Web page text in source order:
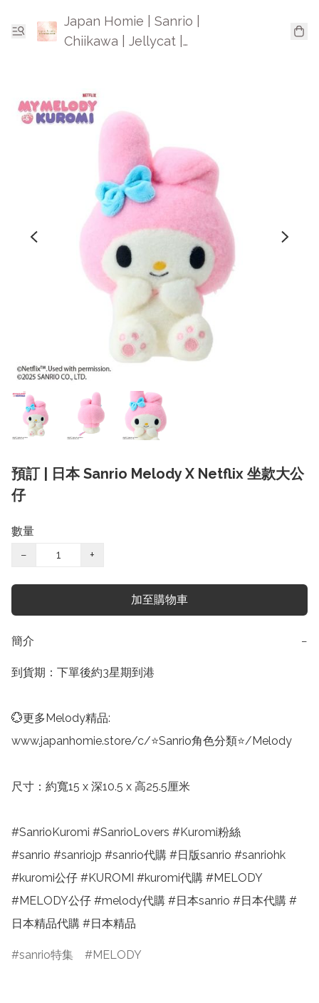
Japan Homie | Sanrio |
Chiikawa | Jellycat |
預訂 | 日本 Sanrio Melody X Netflix 坐款大公
仔
數量
−
+
加至購物車
簡介 −
到貨期：下單後約3星期到港
💮更多Melody精品:
www.japanhomie.store/c/⭐Sanrio角色分類⭐/Melody
尺寸：約寬15 x 深10.5 x 高25.5厘米
#SanrioKuromi #SanrioLovers #Kuromi粉絲
#sanrio #sanriojp #sanrio代購 #日版sanrio #sanriohk
#kuromi公仔 #KUROMI #kuromi代購 #MELODY
#MELODY公仔 #melody代購 #日本sanrio #日本代購 #
日本精品代購 #日本精品
sanrio特集 MELODY